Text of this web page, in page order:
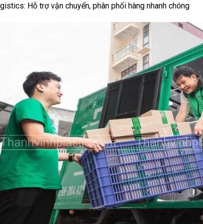
Hỗ trợ vận chuyển, phân phối hàng nhanh chóng